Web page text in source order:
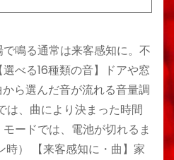
鳴る通常は来客感知に。不
べる16種類の音】ドアや窓
ら選んだ音が流れる音量調
、曲により決まった時間
ードでは、電池が切れるま
時） 【来客感知に・曲】家